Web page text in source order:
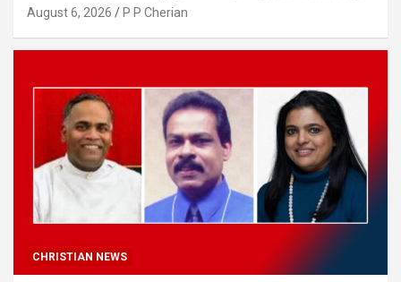
August 6, 2026 P P Cherian
CHRISTIAN NEWS